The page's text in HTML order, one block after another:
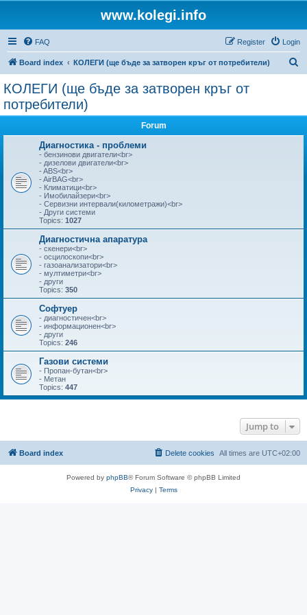
www.kolegi.info
FAQ Login
Register
Board index КОЛЕГИ (ще бъде за затворен кръг от потребители)
КОЛЕГИ (ще бъде за затворен кръг от
потребители)
Forum
Диагностика - проблеми
- бензинови двигатели<br>
- дизелови двигатели<br>
- ABS<br>
- AirBAG<br>
- Климатици<br>
- Имобилайзери<br>
- Сервизни интервали(километражи)<br>
- Други системи
Topics: 1027
Диагностична апаратура
- скенери<br>
- осцилоскопи<br>
- газоанализатори<br>
- мултиметри<br>
- други
Topics: 350
Софтуер
- диагностичен<br>
- информационен<br>
- други
Topics: 246
Газови системи
- Пропан-бутан<br>
- Метан
Topics: 447
Jump to
Board index All times are UTC+02:00
Delete cookies
Powered by phpBB® Forum Software © phpBB Limited
Privacy| Terms